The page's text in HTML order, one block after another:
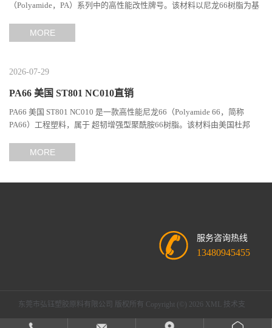
（Polyamide，PA）系列中的高性能改性牌号。该材料以尼龙66树脂为基
MORE
2026-07-29
PA66 美国 ST801 NC010直销
PA66 美国 ST801 NC010 是一款高性能尼龙66（Polyamide 66，简称
PA66）工程塑料，属于 超韧增强型聚酰胺66树脂。该材料由美国杜邦
MORE
服务咨询热线
13480945455
东莞市弘钰塑胶原料有限公司 版权所有 Copyright (©) 2026 XML 技术支
持： 食品商务网